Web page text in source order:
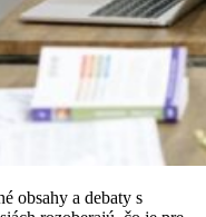
obsahy a debaty s